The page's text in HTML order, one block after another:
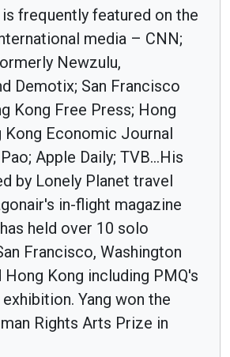
frequently featured on the
media – CNN;
Newzulu,
Demotix; San Francisco
Kong Free Press; Hong
Kong Economic Journal
Apple Daily; TVB...His
by Lonely Planet travel
in-flight magazine
held over 10 solo
Francisco, Washington
Hong Kong including PMQ's
Yang won the
Rights Arts Prize in